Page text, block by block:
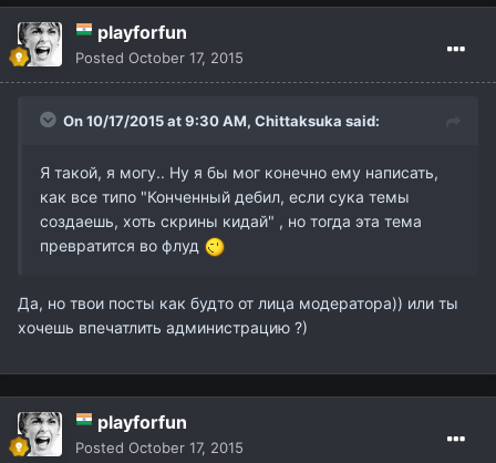
playforfun
Posted October 17, 2015
On 10/17/2015 at 9:30 AM, Chittaksuka said:
Я такой, я могу.. Ну я бы мог конечно ему написать,
как все типо "Конченный дебил, если сука темы
создаешь, хоть скрины кидай" , но тогда эта тема
превратится во флуд
Да, но твои посты как будто от лица модератора)) или ты
хочешь впечатлить администрацию ?)
playforfun
Posted October 17, 2015